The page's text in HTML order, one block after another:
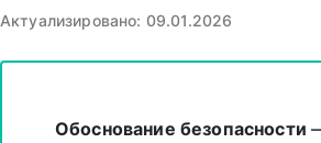
Актуализировано: 09.01.2026
Обоснование безопасности